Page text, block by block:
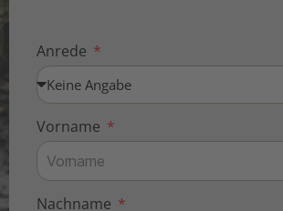
Anrede
Vorname
Nachname